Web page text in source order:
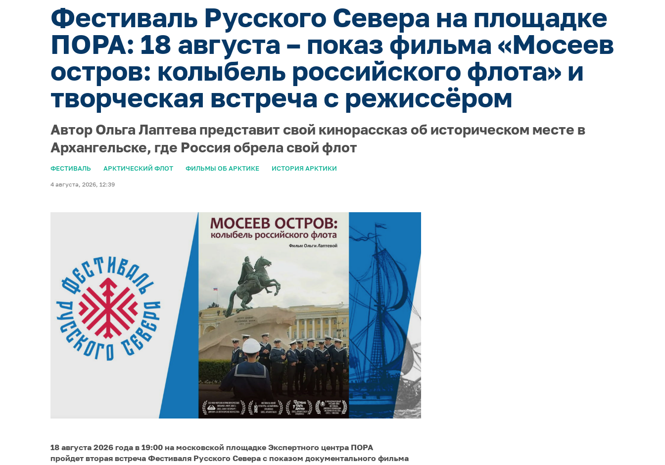
Фестиваль Русского Севера на площадке
ПОРА: 18 августа – показ фильма «Мосеев
остров: колыбель российского флота» и
творческая встреча с режиссёром
Автор Ольга Лаптева представит свой кинорассказ об историческом месте в
Архангельске, где Россия обрела свой флот
ФЕСТИВАЛЬ АРКТИЧЕСКИЙ ФЛОТ ФИЛЬМЫ ОБ АРКТИКЕ ИСТОРИЯ АРКТИКИ
4 августа, 2026, 12:39
18 августа 2026 года в 19:00 на московской площадке Экспертного центра ПОРА
пройдет вторая встреча Фестиваля Русского Севера с показом документального фильма